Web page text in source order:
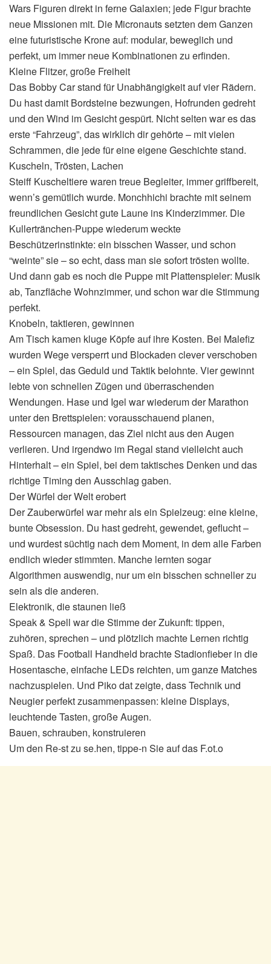
Wars Figuren direkt in ferne Galaxien; jede Figur brachte
neue Missionen mit. Die Micronauts setzten dem Ganzen
eine futuristische Krone auf: modular, beweglich und
perfekt, um immer neue Kombinationen zu erfinden.
Kleine Flitzer, große Freiheit
Das Bobby Car stand für Unabhängigkeit auf vier Rädern.
Du hast damit Bordsteine bezwungen, Hofrunden gedreht
und den Wind im Gesicht gespürt. Nicht selten war es das
erste “Fahrzeug”, das wirklich dir gehörte – mit vielen
Schrammen, die jede für eine eigene Geschichte stand.
Kuscheln, Trösten, Lachen
Steiff Kuscheltiere waren treue Begleiter, immer griffbereit,
wenn’s gemütlich wurde. Monchhichi brachte mit seinem
freundlichen Gesicht gute Laune ins Kinderzimmer. Die
Kullertränchen-Puppe wiederum weckte
Beschützerinstinkte: ein bisschen Wasser, und schon
“weinte” sie – so echt, dass man sie sofort trösten wollte.
Und dann gab es noch die Puppe mit Plattenspieler: Musik
ab, Tanzfläche Wohnzimmer, und schon war die Stimmung
perfekt.
Knobeln, taktieren, gewinnen
Am Tisch kamen kluge Köpfe auf ihre Kosten. Bei Malefiz
wurden Wege versperrt und Blockaden clever verschoben
– ein Spiel, das Geduld und Taktik belohnte. Vier gewinnt
lebte von schnellen Zügen und überraschenden
Wendungen. Hase und Igel war wiederum der Marathon
unter den Brettspielen: vorausschauend planen,
Ressourcen managen, das Ziel nicht aus den Augen
verlieren. Und irgendwo im Regal stand vielleicht auch
Hinterhalt – ein Spiel, bei dem taktisches Denken und das
richtige Timing den Ausschlag gaben.
Der Würfel der Welt erobert
Der Zauberwürfel war mehr als ein Spielzeug: eine kleine,
bunte Obsession. Du hast gedreht, gewendet, geflucht –
und wurdest süchtig nach dem Moment, in dem alle Farben
endlich wieder stimmten. Manche lernten sogar
Algorithmen auswendig, nur um ein bisschen schneller zu
sein als die anderen.
Elektronik, die staunen ließ
Speak & Spell war die Stimme der Zukunft: tippen,
zuhören, sprechen – und plötzlich machte Lernen richtig
Spaß. Das Football Handheld brachte Stadionfieber in die
Hosentasche, einfache LEDs reichten, um ganze Matches
nachzuspielen. Und Piko dat zeigte, dass Technik und
Neugier perfekt zusammenpassen: kleine Displays,
leuchtende Tasten, große Augen.
Bauen, schrauben, konstruieren
Um den Re-st zu se.hen, tippe-n Sie auf das F.ot.o